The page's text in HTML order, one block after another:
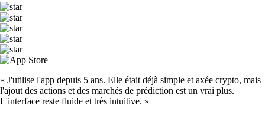
« J'utilise l'app depuis 5 ans. Elle était déjà simple et axée crypto, mais
l'ajout des actions et des marchés de prédiction est un vrai plus.
L'interface reste fluide et très intuitive. »